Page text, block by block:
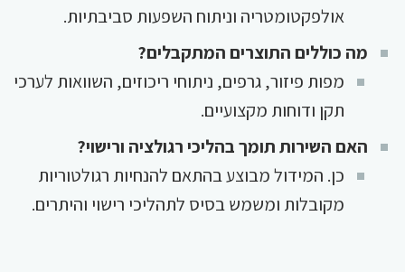
אולפקטומטריה וניתוח השפעות סביבתיות.
מה כוללים התוצרים המתקבלים?
מפות פיזור, גרפים, ניתוחי ריכוזים, השוואות לערכי
תקן ודוחות מקצועיים.
האם השירות תומך בהליכי רגולציה ורישוי?
כן. המידול מבוצע בהתאם להנחיות רגולטוריות
מקובלות ומשמש בסיס לתהליכי רישוי והיתרים.